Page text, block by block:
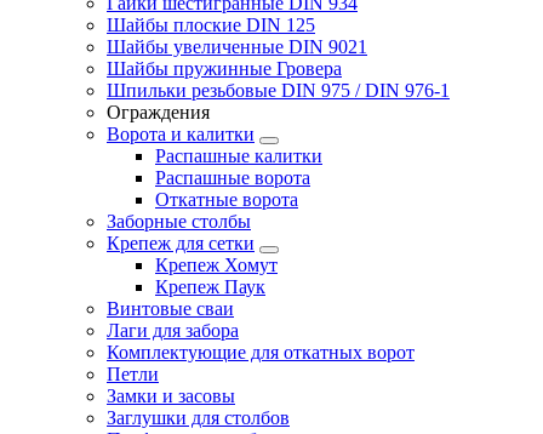
Шайбы плоские DIN 125
Шайбы увеличенные DIN 9021
Шайбы пружинные Гровера
Шпильки резьбовые DIN 975 / DIN 976-1
Ограждения
Ворота и калитки
Распашные калитки
Распашные ворота
Откатные ворота
Заборные столбы
Крепеж для сетки
Крепеж Хомут
Крепеж Паук
Винтовые сваи
Лаги для забора
Комплектующие для откатных ворот
Петли
Замки и засовы
Заглушки для столбов